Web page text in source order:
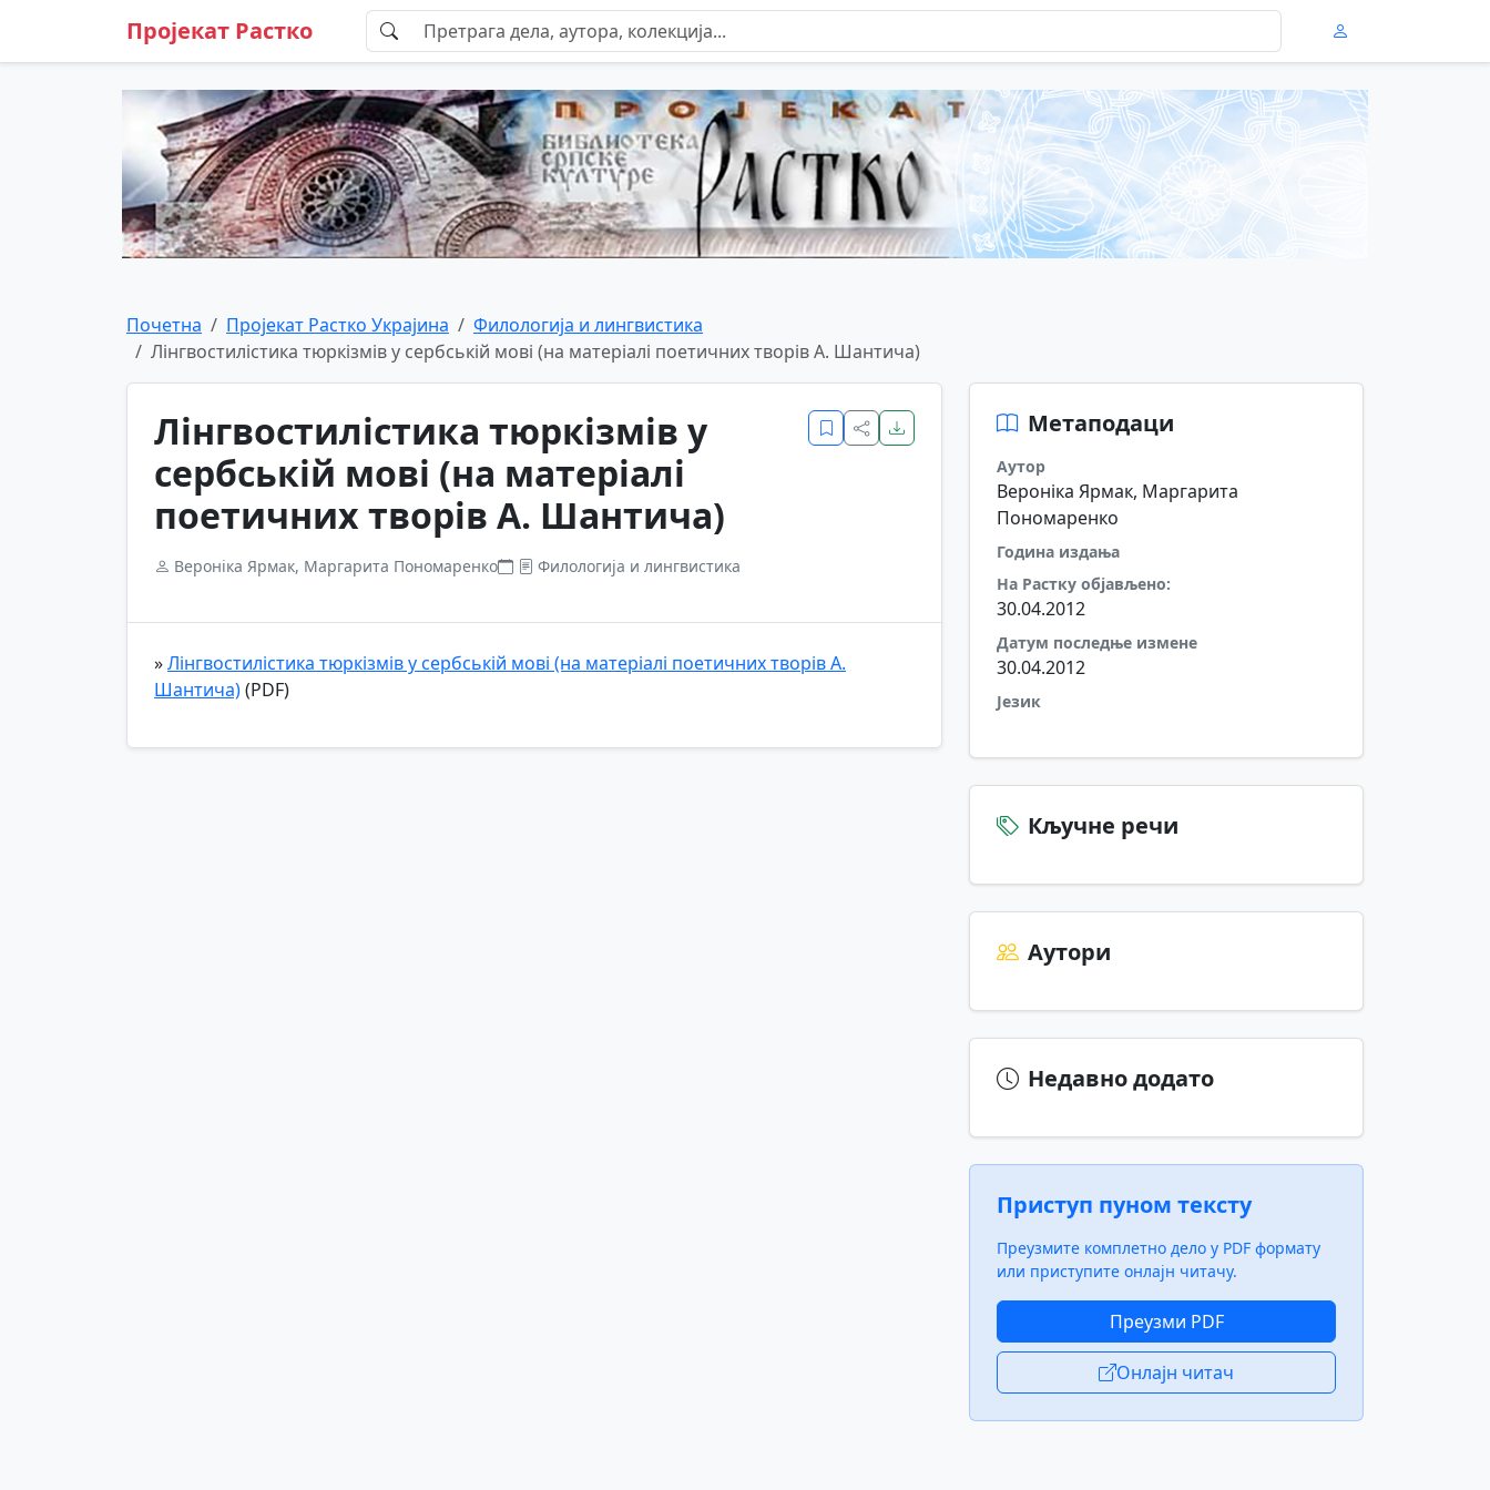
Пројекат Растко
Почетна Пројекат Растко Украјина
Филологија и лингвистика
Лінгвостилістика тюркізмів у сербській мові (на матеріалі поетичних творів А. Шантича)
Лінгвостилістика тюркізмів у
сербській мові (на матеріалі
поетичних творів А. Шантича)
Вероніка Ярмак, Маргарита Пономаренко Филологија и лингвистика
»Лінгвостилістика тюркізмів у сербській мові (на матеріалі поетичних творів А.
Шантича)(PDF)
Метаподаци
Аутор
Вероніка Ярмак, Маргарита
Пономаренко
Година издања
На Растку објављено:
30.04.2012
Датум последње измене
30.04.2012
Језик
Кључне речи
Аутори
Недавно додато
Приступ пуном тексту
Преузмите комплетно дело у PDF формату
или приступите онлајн читачу.
Преузми PDF
Онлајн читач